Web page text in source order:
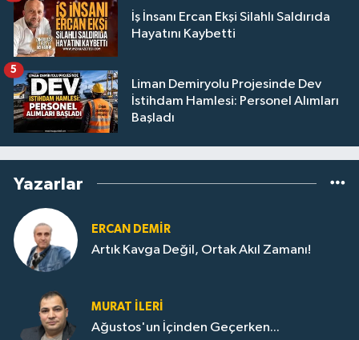
İş İnsanı Ercan Ekşi Silahlı Saldırıda
Hayatını Kaybetti
Liman Demiryolu Projesinde Dev
İstihdam Hamlesi: Personel Alımları
Başladı
5
Yazarlar
ERCAN DEMIR
Artık Kavga Değil, Ortak Akıl Zamanı!
MURAT İLERI
Ağustos'un İçinden Geçerken...